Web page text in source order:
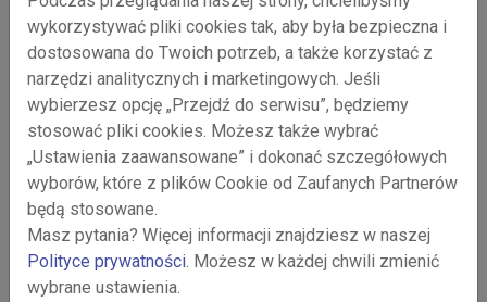
Kompletnewnioski wraz z wymaganymizałącznikami
zostaną rozpatrzone w terminie 14 dni roboczych od daty
ich złożenia/ ostatniego uzupełnienia.
Wnioskodawca zobligowany jest do stosowania wersji
kolorowej wniosku i załączników. W przypadku braku
możliwości przygotowania wydruku papierowego w
kolorze należy wypełnić wniosek i załączniki w
udostępnionej wersji monochromatycznej dokumentów.
KOMPLET - FORMULARZE WNIOSEK KOLOR
wykorzystywać pliki cookies tak, aby była bezpieczna i
dostosowana do Twoich potrzeb, a także korzystać z
narzędzi analitycznych i marketingowych. Jeśli
wybierzesz opcję „Przejdź do serwisu”, będziemy
stosować pliki cookies. Możesz także wybrać
„Ustawienia zaawansowane” i dokonać szczegółowych
wyborów, które z plików Cookie od Zaufanych Partnerów
będą stosowane.
Masz pytania? Więcej informacji znajdziesz w naszej
Polityce prywatności . Możesz w każdej chwili zmienić
wybrane ustawienia.